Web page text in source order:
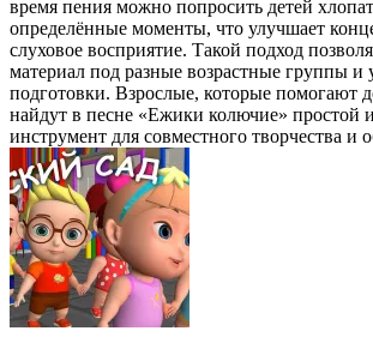
время пения можно попросить детей
определённые моменты, что улучшает
слуховое восприятие. Такой подход
материал под разные возрастные группы и
подготовки. Взрослые, которые помогают
найдут в песне «Ежики колючие» простой
инструмент для совместного творчества и